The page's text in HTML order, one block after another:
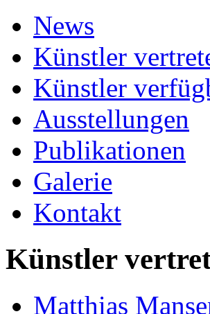
News
Künstler
Künstler
Ausstellungen
Publikationen
Galerie
Kontakt
Künstler
Matthias